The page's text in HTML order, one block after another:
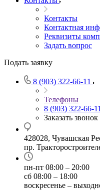
Контакты
Контактная
Реквизиты
Задать вопрос
Подать заявку
8 (903) 322-66-11
Телефоны
8 (903) 322-66-11
Заказать звонок
428028, Чувашская
пр.
пн-пт 08:00 – 20:00
сб 08:00 – 18:00
воскресенье –